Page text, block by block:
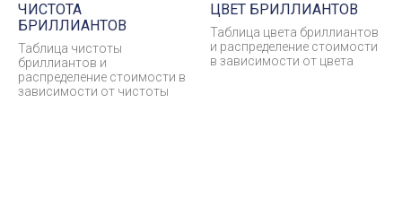
ЧИСТОТА
БРИЛЛИАНТОВ
Таблица чистоты
бриллиантов и
распределение стоимости в
зависимости от чистоты
ЦВЕТ БРИЛЛИАНТОВ
Таблица цвета бриллиантов
и распределение стоимости
в зависимости от цвета